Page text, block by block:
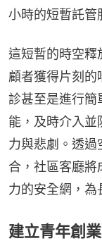
小時的短暫託管
這短暫的時空釋
顧者獲得片刻的
診甚至是進行簡
能，及時介入
力與悲劇。透過
合，社區客廳
力的安全網，為
建立青年創